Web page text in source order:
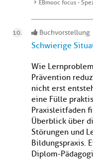
EBmooc focus -
Buchvorstellung
Schwierige
Wie
Prävention
nicht erst
eine Fülle
Praxisleitfaden
Überblick über
Störungen und
Bildungspraxis.
Diplom-